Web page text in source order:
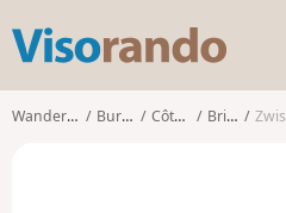
s
Wanderungen Burgund Côte-d'Or Brianny